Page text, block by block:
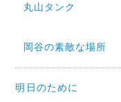
丸山タンク
岡谷の素敵な場所
明日のために